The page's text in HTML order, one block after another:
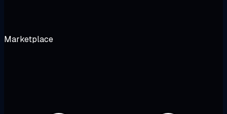
Marketplace